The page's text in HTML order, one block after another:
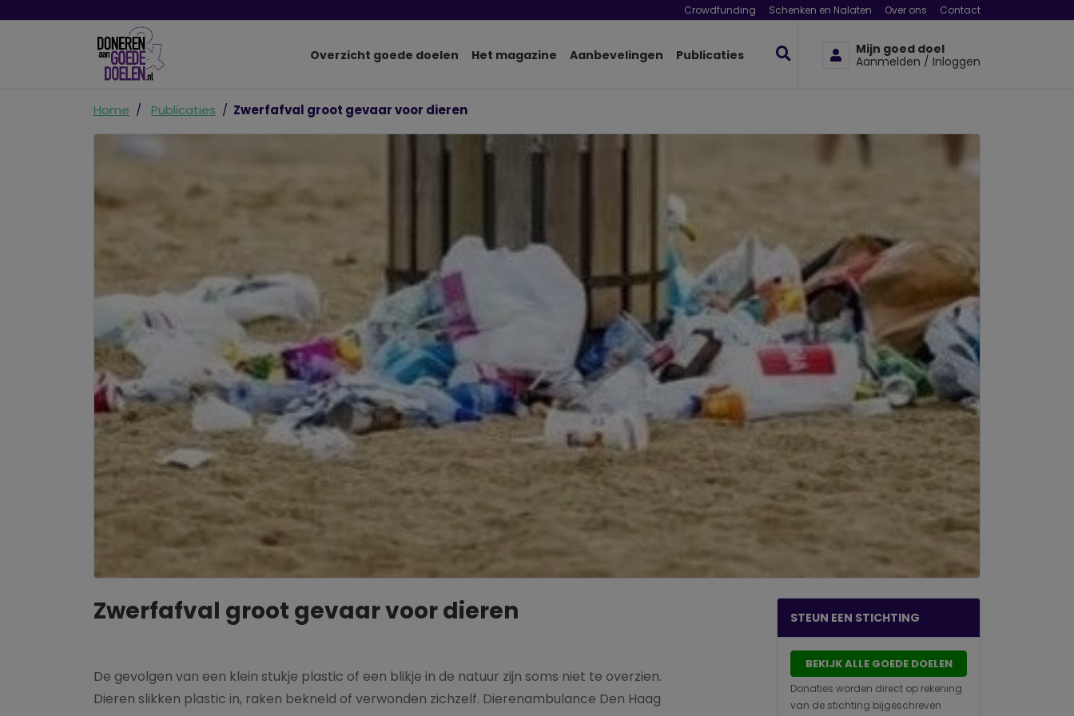
Crowdfunding Schenken en Nalaten Over ons Contact
Overzicht goede doelen Het magazine Aanbevelingen Publicaties
Mijn goed doel
Aanmelden / Inloggen
Home Publicaties Zwerfafval groot gevaar voor dieren
Zwerfafval groot gevaar voor dieren
De gevolgen van een klein stukje plastic of een blikje in de natuur zijn soms niet te overzien.
Dieren slikken plastic in, raken bekneld of verwonden zichzelf. Dierenambulance Den Haag
STEUN EEN STICHTING
BEKIJK ALLE GOEDE DOELEN
Donaties worden direct op rekening
van de stichting bijgeschreven